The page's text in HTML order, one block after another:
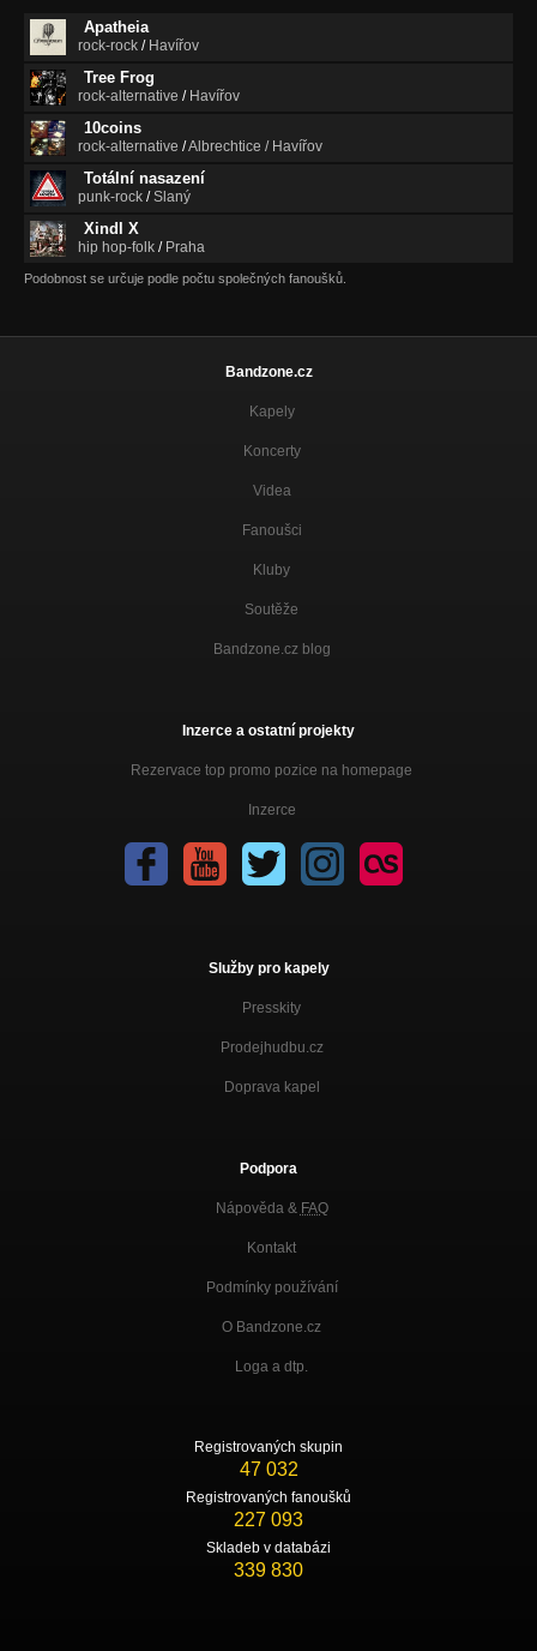
Apatheia
rock-rock / Havířov
Tree Frog
rock-alternative / Havířov
10coins
rock-alternative /Albrechtice / Havířov
Totální nasazení
punk-rock /Slaný
Xindl X
hip hop-folk / Praha
Podobnost se určuje podle počtu společných fanoušků.
Bandzone.cz
Kapely
Koncerty
Videa
Fanoušci
Kluby
Soutěže
Bandzone.cz blog
Inzerce a ostatní projekty
Rezervace top promo pozice na homepage
Inzerce
Služby pro kapely
Presskity
Prodejhudbu.cz
Doprava kapel
Podpora
Nápověda & FAQ
Kontakt
Podmínky používání
O Bandzone.cz
Loga a dtp.
Registrovaných skupin
47 032
Registrovaných fanoušků
227 093
Skladeb v databázi
339 830